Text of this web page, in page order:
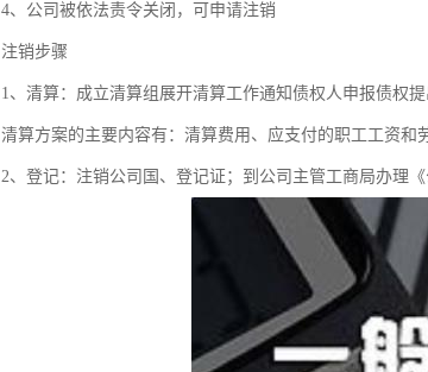
4、公司被依法责令关闭，可申请注销
注销步骤
1、清算：成立清算组展开清算工作通知债权人申报债权提
清算方案的主要内容有：清算费用、应支付的职工工资和
2、登记：注销公司国、登记证；到公司主管工商局办理《